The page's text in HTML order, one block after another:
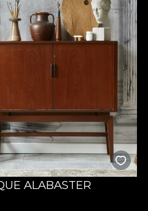
ALABASTER